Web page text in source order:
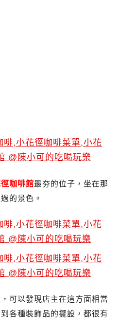
咖啡館最夯的位子，坐在那
的景色。
可以發現店主在這方面相當
各種裝飾品的擺設，都很有